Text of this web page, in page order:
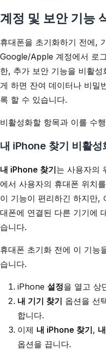
계정 및 보안 기능
휴대폰을 초기화하기 전에,
Google/Apple 계정에서 로
한, 추가 보안 기능을 비활
게 하면 잔여 데이터나 비밀
록 할 수 있습니다.
비활성화할 항목과 이를 수
내 iPhone 찾기 비활성
내 iPhone 찾기는 사용자의
에서 사용자의 휴대폰 위치
이 기능이 편리하긴 하지만,
대폰에 연결된 다른 기기에
습니다.
휴대폰 초기화 전에 이 기능
습니다.
iPhone 설정을 열고 상
내 기기 찾기 옵션을 선
합니다.
이제 내 iPhone 찾기,
옵션을 끕니다.